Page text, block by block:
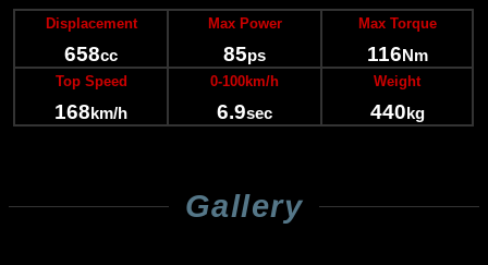
Displacement
658cc
Max Power
85ps
Max Torque
116Nm
Top Speed
168km/h
0-100km/h
6.9sec
Weight
440kg
Gallery